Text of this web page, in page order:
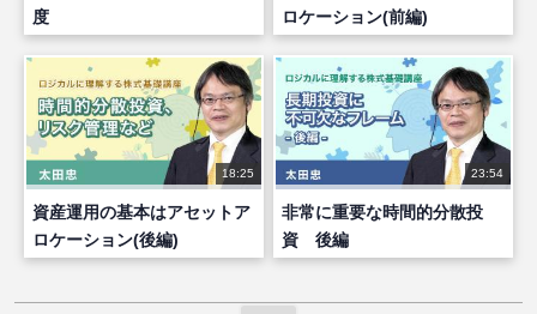
度
ロケーション(前編)
18:25
資産運用の基本はアセットア
ロケーション(後編)
23:54
非常に重要な時間的分散投
資 後編